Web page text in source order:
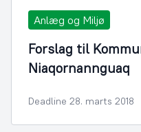
Anlæg og Miljø
Forslag til
Niaqornannguaq
Deadline 28. marts 2018